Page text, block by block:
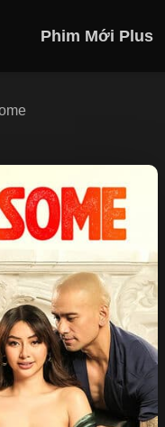
Phim Mới Plus